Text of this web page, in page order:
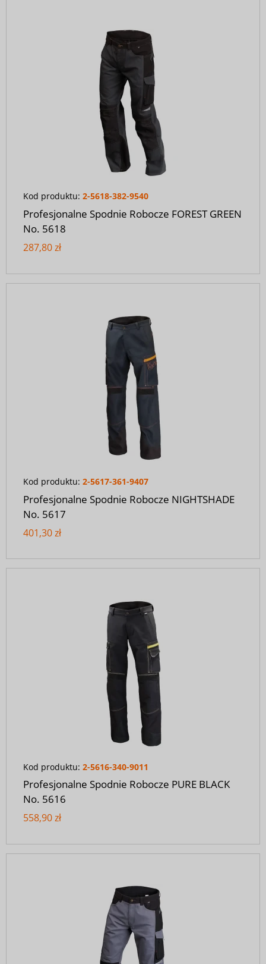
Kod produktu: 2-5618-382-9540
Profesjonalne Spodnie Robocze FOREST GREEN
No. 5618
287,80 zł
Kod produktu: 2-5617-361-9407
Profesjonalne Spodnie Robocze NIGHTSHADE
No. 5617
401,30 zł
Kod produktu: 2-5616-340-9011
Profesjonalne Spodnie Robocze PURE BLACK
No. 5616
558,90 zł